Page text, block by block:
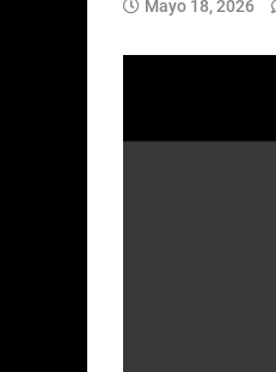
Mayo 18, 2026